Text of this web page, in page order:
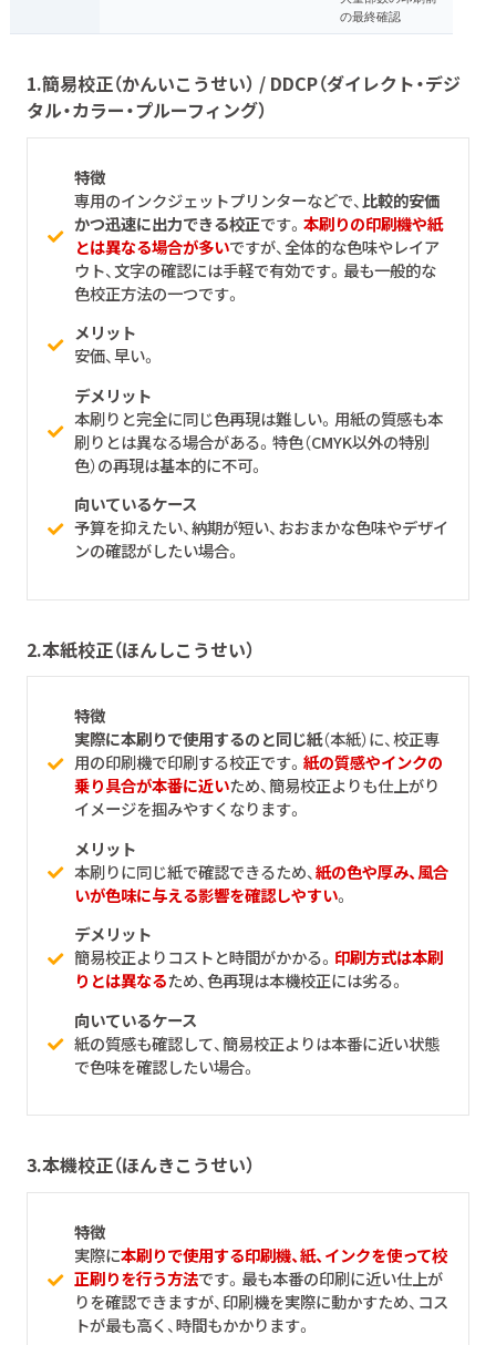
の最終確認
1.簡易校正（かんいこうせい） / DDCP（ダイレクト・デジ
タル・カラー・プルーフィング）
特徴
専用のインクジェットプリンターなどで、比較的安価
かつ迅速に出力できる校正です。 本刷りの印刷機や紙
とは異なる場合が多いですが、全体的な色味やレイア
ウト、文字の確認には手軽で有効です。最も一般的な
色校正方法の一つです。
メリット
安価、早い。
デメリット
本刷りと完全に同じ色再現は難しい。用紙の質感も本
刷りとは異なる場合がある。特色（CMYK以外の特別
色）の再現は基本的に不可。
向いているケース
予算を抑えたい、納期が短い、おおまかな色味やデザイ
ンの確認がしたい場合。
2.本紙校正（ほんしこうせい）
特徴
実際に本刷りで使用するのと同じ紙（本紙）に、校正専
用の印刷機で印刷する校正です。 紙の質感やインクの
乗り具合が本番に近いため、簡易校正よりも仕上がり
イメージを掴みやすくなります。
メリット
本刷りに同じ紙で確認できるため、紙の色や厚み、風合
いが色味に与える影響を確認しやすい。
デメリット
簡易校正よりコストと時間がかかる。 印刷方式は本刷
りとは異なるため、色再現は本機校正には劣る。
向いているケース
紙の質感も確認して、簡易校正よりは本番に近い状態
で色味を確認したい場合。
3.本機校正（ほんきこうせい）
特徴
実際に本刷りで使用する印刷機、紙、インクを使って校
正刷りを行う方法です。最も本番の印刷に近い仕上が
りを確認できますが、印刷機を実際に動かすため、コス
トが最も高く、時間もかかります。